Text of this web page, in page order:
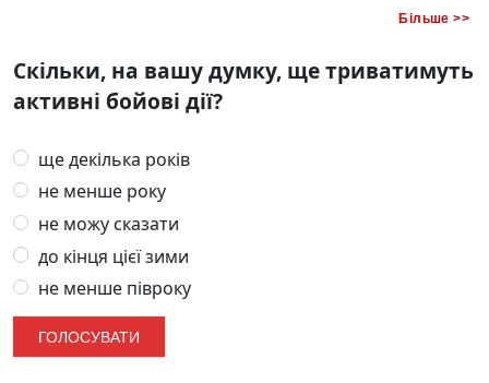
Більше >>
Скільки, на вашу думку, ще триватимуть
активні бойові дії?
ще декілька років
не менше року
не можу сказати
до кінця цієї зими
не менше півроку